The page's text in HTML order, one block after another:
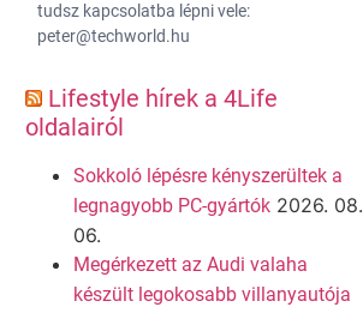
tudsz kapcsolatba lépni vele:
peter@techworld.hu
Lifestyle hírek a 4Life
oldalairól
Sokkoló lépésre kényszerültek a
legnagyobb PC-gyártók 2026. 08.
06.
Megérkezett az Audi valaha
készült legokosabb villanyautója